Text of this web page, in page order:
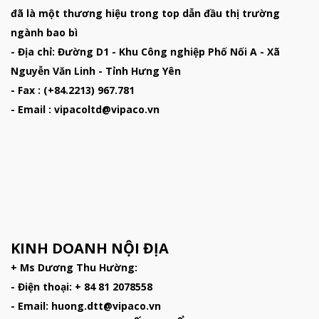
đã là một thương hiệu trong top dẫn đầu thị trường
ngành bao bì
- Địa chỉ: Đường D1 - Khu Công nghiệp Phố Nối A - Xã
Nguyễn Văn Linh - Tỉnh Hưng Yên
- Fax : (+84.2213) 967.781
- Email : vipacoltd@vipaco.vn
KINH DOANH NỘI ĐỊA
+ Ms Dương Thu Hường:
- Điện thoại: + 84 81 2078558
- Email: huong.dtt@vipaco.vn